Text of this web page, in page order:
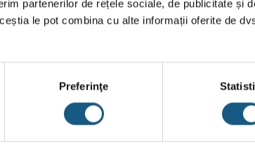
partenerilor de rețele sociale, de publicitate și
le pot combina cu alte informații oferite de
Preferinţe
de joasă temperatură: 33,8 kW
ridicată: 87,6 %
de temperatură joasă: 96,8 %